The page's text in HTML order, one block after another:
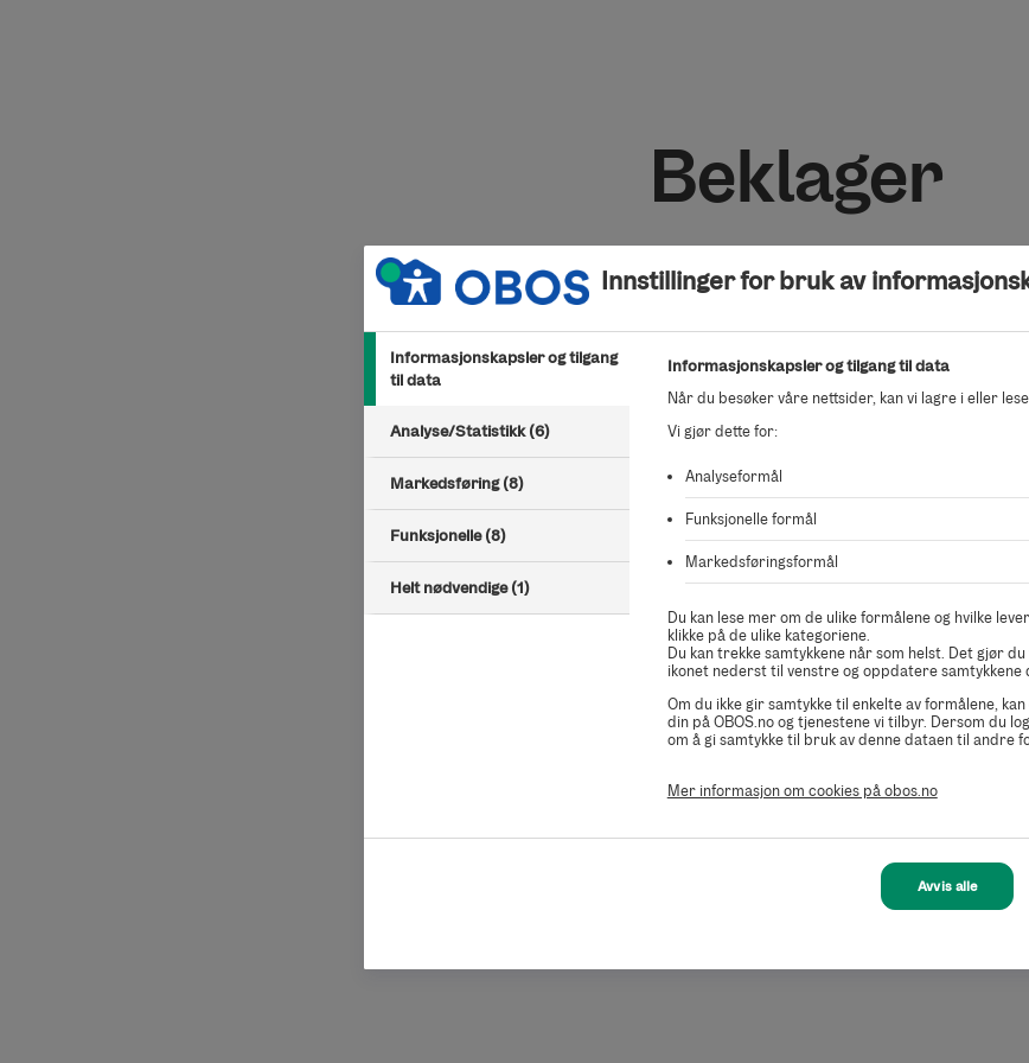
Beklager
Kunne ikke finne salgsoppdraget du ser etter.
Innstillinger for bruk av
Informasjonskapsler og tilgang
til data
Analyse/Statistikk (6)
Markedsføring (8)
Funksjonelle (8)
Helt nødvendige (1)
Informasjonskapsler og tilgang til data
Når du besøker våre nettsider, kan vi lagre i eller
Vi gjør dette for:
Analyseformål
Funksjonelle formål
Markedsføringsformål
Du kan lese mer om de ulike formålene og hvilke
klikke på de ulike kategoriene.
Du kan trekke samtykkene når som helst. Det gjør
ikonet nederst til venstre og oppdatere samtykkene
Om du ikke gir samtykke til enkelte av formålene,
din på OBOS.no og tjenestene vi tilbyr. Dersom du
om å gi samtykke til bruk av denne dataen til andre
Mer informasjon om cookies på obos.no
Avvis alle